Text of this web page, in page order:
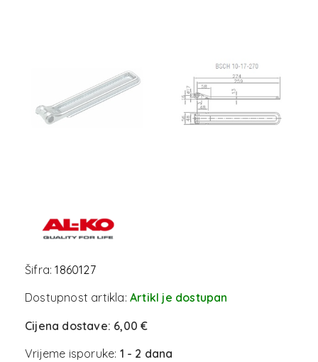
Šifra:1860127
Dostupnost artikla: Artikl je dostupan
Cijena dostave: 6,00 €
Vrijeme isporuke: 1 - 2 dana